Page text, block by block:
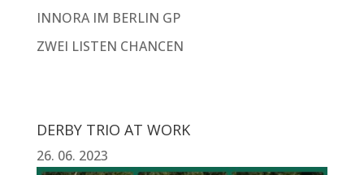
INNORA IM BERLIN GP
ZWEI LISTEN CHANCEN
DERBY TRIO AT WORK
26. 06. 2023